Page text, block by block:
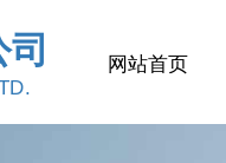
网站首页